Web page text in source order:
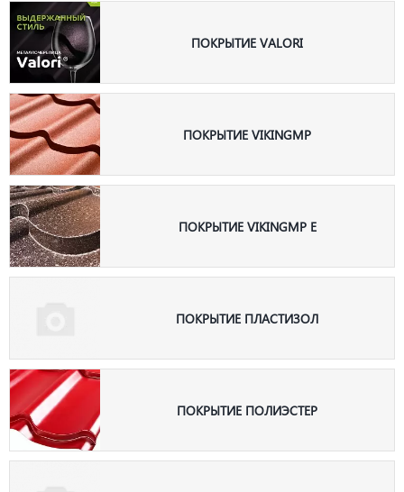
ПОКРЫТИЕ VALORI
ПОКРЫТИЕ VIKINGMP
ПОКРЫТИЕ VIKINGMP E
ПОКРЫТИЕ ПЛАСТИЗОЛ
ПОКРЫТИЕ ПОЛИЭСТЕР